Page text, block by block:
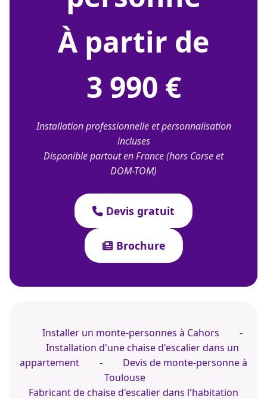
À partir de
3 990 €
Installation professionnelle et personnalisation
incluses
Disponible partout en France (hors Corse et
DOM-TOM)
Devis gratuit
Brochure
Installer un monte-personnes à Cahors
-
Installation d'une chaise d'escalier dans un
appartement
-
Devis de monte-personne à
Toulouse
Fabricant de chaise d'escalier dans l'habitation